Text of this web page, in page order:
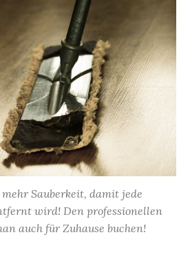
Sauberkeit, damit jede
wird! Den professionellen
auch für Zuhause buchen!